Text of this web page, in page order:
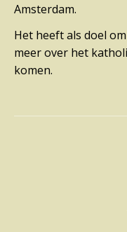
Amsterdam.
Het heeft als doel
meer over het
komen.